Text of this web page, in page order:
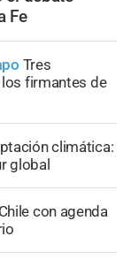
Fe
Tres
firmantes de
climática:
global
con agenda